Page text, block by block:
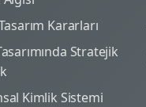
Kararları
Stratejik
Kimlik Sistemi